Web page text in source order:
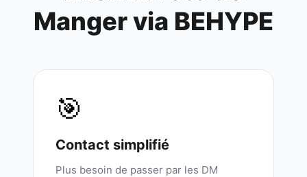
Mangervia BEHYPE
🎯
Contact simplifié
Plus besoin de passer par les DM